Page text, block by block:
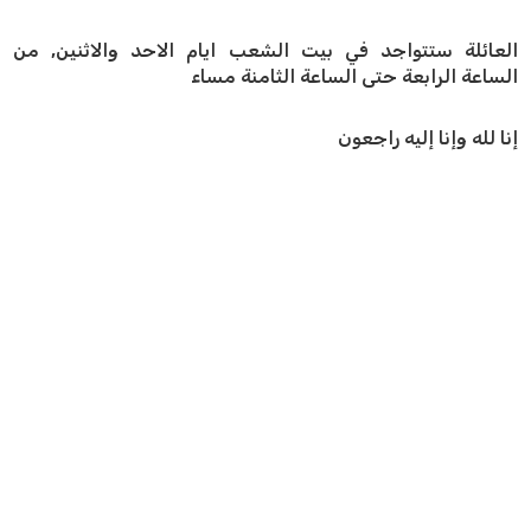
العائلة ستتواجد في بيت الشعب ايام الاحد والاثنين, من
الساعة الرابعة حتى الساعة الثامنة مساء
إنا لله وإنا إليه راجعون